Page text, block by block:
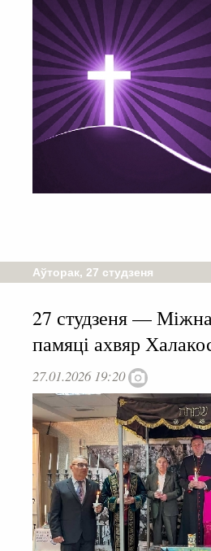
Аўторак, 27 студзеня
27 студзеня —
памяці ахвяр
27.01.2026 19:20